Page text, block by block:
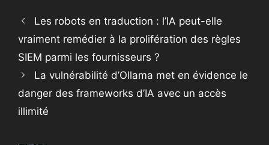
Les robots en traduction : l’IA peut-elle
vraiment remédier à la prolifération des règles
SIEM parmi les fournisseurs ?
La vulnérabilité d’Ollama met en évidence le
danger des frameworks d’IA avec un accès
illimité